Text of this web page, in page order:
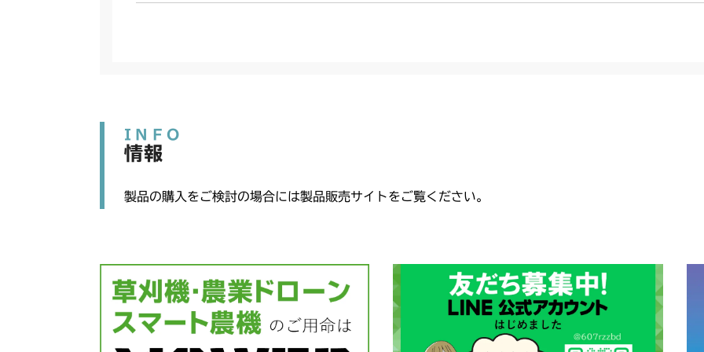
INFO
情報
製品の購入をご検討の場合には製品販売サイトをご覧ください。